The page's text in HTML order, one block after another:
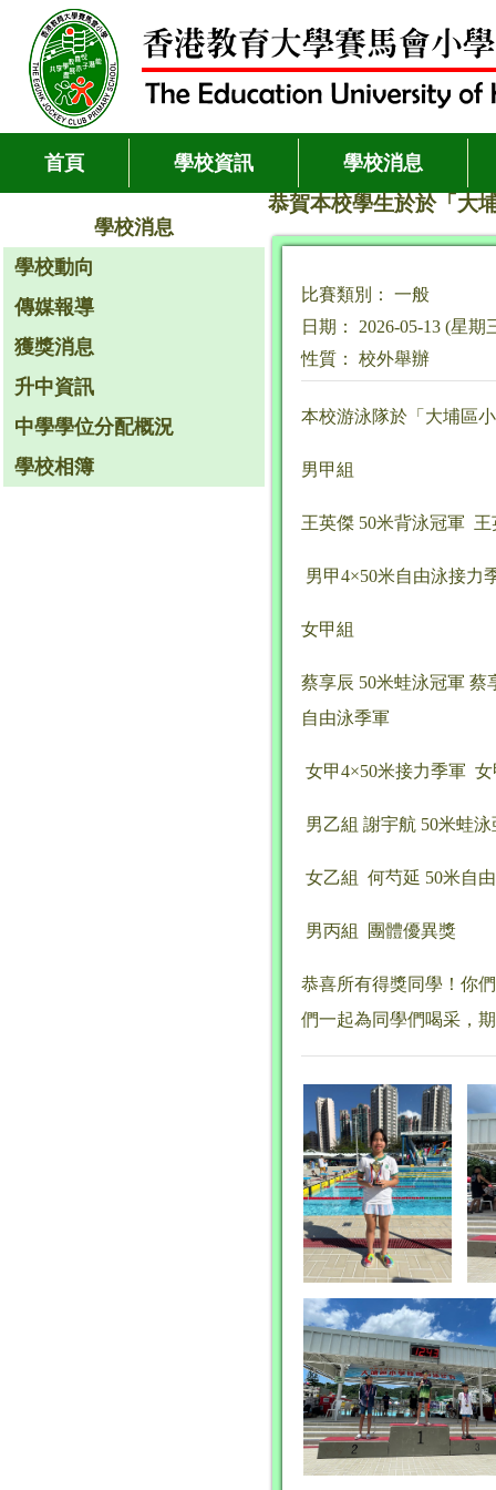
首頁 學校資訊 學校消息
學校消息
學校動向
傳媒報導
獲獎消息
升中資訊
中學學位分配概況
學校相簿
恭賀本校學生於於「大
比賽類別： 一般
日期： 2026-05-13 (星期
性質： 校外舉辦
本校游泳隊於「大埔區
男甲組
王英傑 50米背泳冠軍
男甲4×50米自由泳接力
女甲組
蔡享辰 50米蛙泳冠軍 蔡
自由泳季軍
女甲4×50米接力季軍
男乙組 謝宇航 50米蛙泳
女乙組 何芍延 50米自
男丙組 團體優異獎
恭喜所有得獎同學！你
們一起為同學們喝采，